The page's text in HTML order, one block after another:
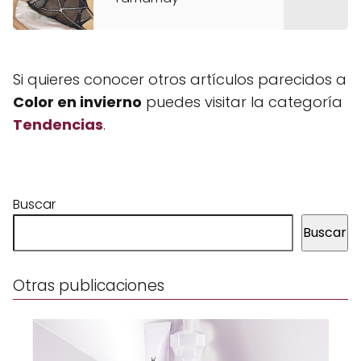
Si quieres conocer otros artículos parecidos a
Color en invierno puedes visitar la categoría
Tendencias.
Buscar
Buscar
Otras publicaciones